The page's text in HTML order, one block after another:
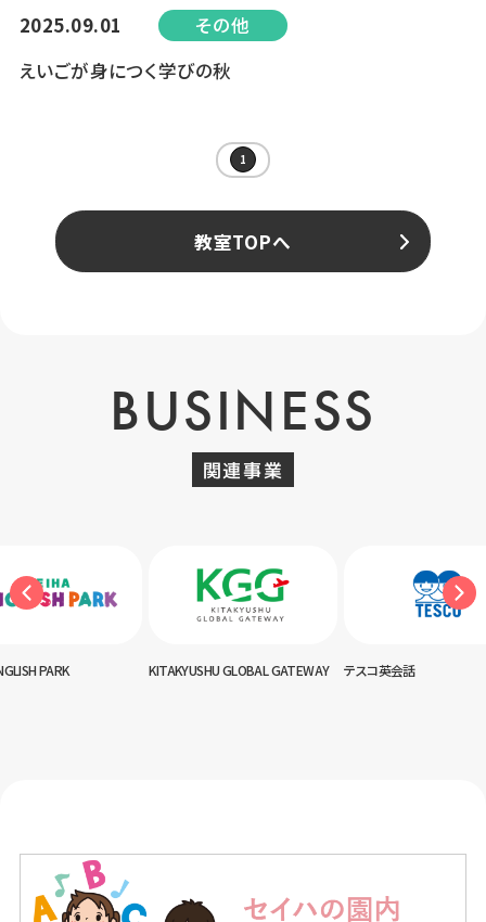
2025.09.01
その他
えいごが身につく学びの秋
1
教室TOPへ
BUSINESS
関連事業
PARK KITAKYUSHU GLOBAL GATEWAY テスコ英会話